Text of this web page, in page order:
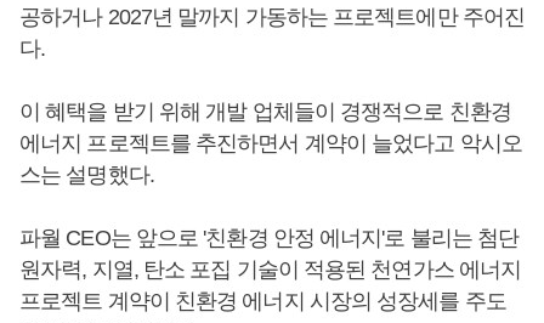
공하거나 2027년 말까지 가동하는 프로젝트에만 주어진
다.
이 혜택을 받기 위해 개발 업체들이 경쟁적으로 친환경
에너지 프로젝트를 추진하면서 계약이 늘었다고 악시오
스는 설명했다.
파월 CEO는 앞으로 '친환경 안정 에너지'로 불리는 첨단
원자력, 지열, 탄소 포집 기술이 적용된 천연가스 에너지
프로젝트 계약이 친환경 에너지 시장의 성장세를 주도